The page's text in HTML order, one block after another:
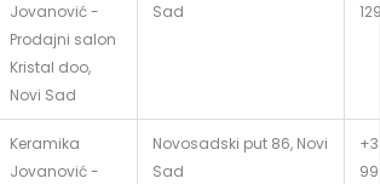
Jovanović -
Prodajni salon
Kristal doo,
Novi Sad
Sad
Keramika
Jovanović -
Novosadski put 86, Novi
Sad